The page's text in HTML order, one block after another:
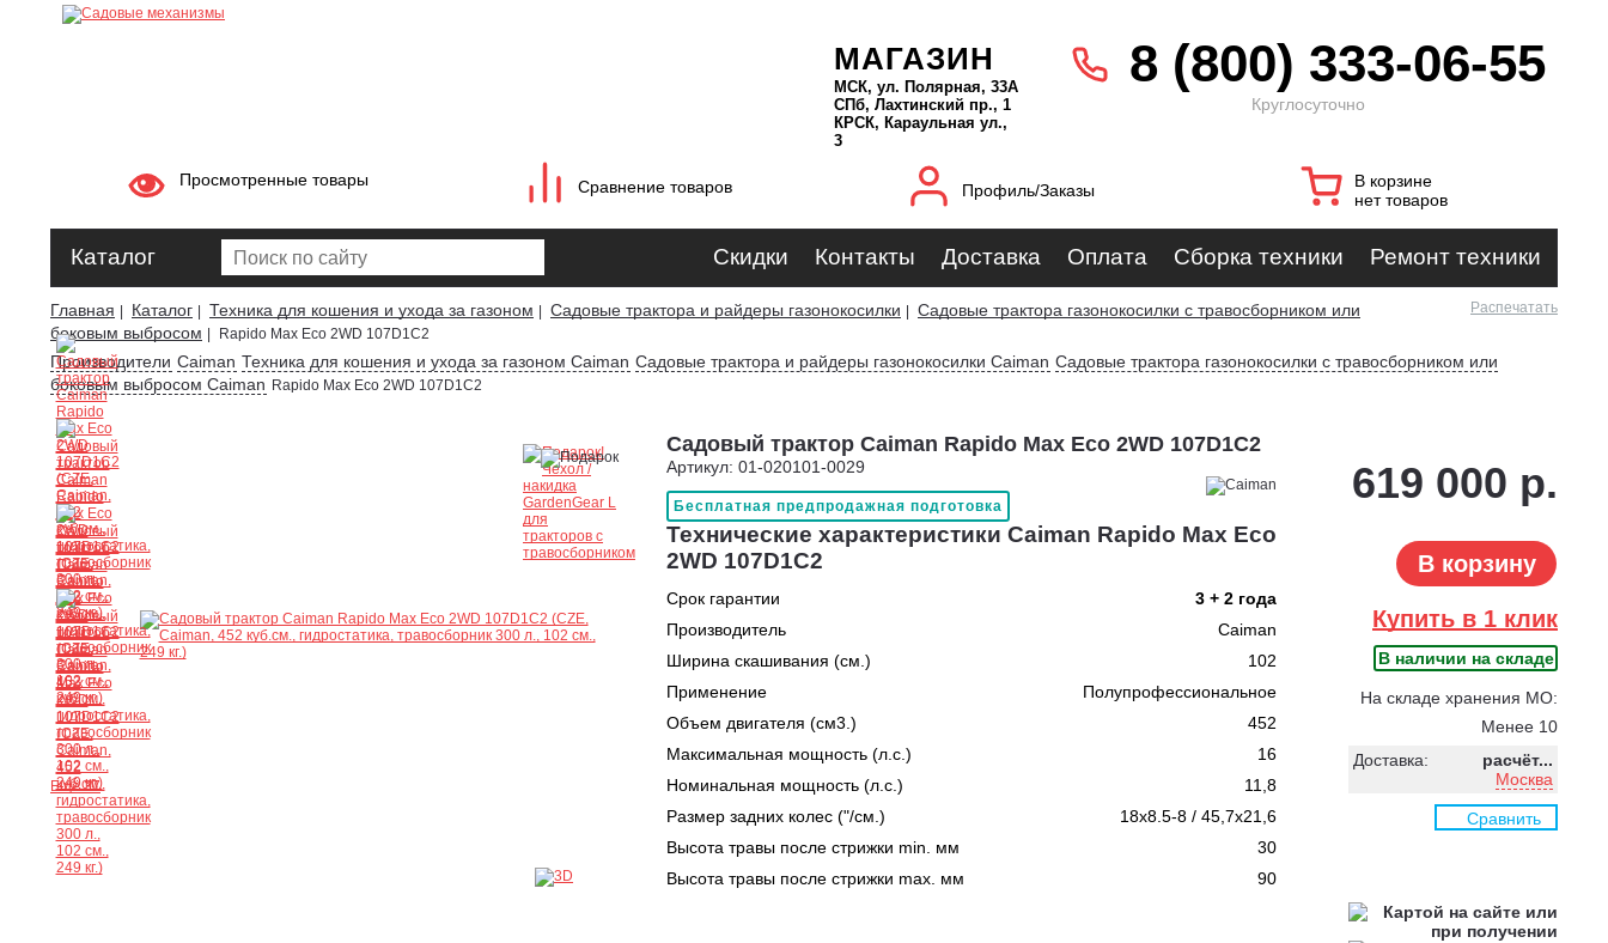
МАГАЗИН
МСК, ул. Полярная, 33А
СПб, Лахтинский пр., 1
КРСК, Караульная ул.,
3
8 (800) 333-06-55
Круглосуточно
Просмотренные товары Сравнение товаров Профиль/Заказы
В корзине
нет товаров
Каталог Скидки Контакты Доставка Оплата Сборка техники Ремонт техники
Главная Каталог Техника для кошения и ухода за газоном Садовые трактора и райдеры газонокосилки
Садовые трактора газонокосилки с травосборником или
боковым выбросом
Rapido Max Eco 2WD 107D1C2
Распечатать
Производители Caiman Техника для кошения и ухода за газоном Caiman Садовые трактора и райдеры газонокосилки Caiman Садовые трактора газонокосилки с травосборником или
боковым выбросом Caiman Rapido Max Eco 2WD 107D1C2
Ещё 37
Садовый трактор Caiman Rapido Max Eco 2WD 107D1C2
Артикул: 01-020101-0029
Бесплатная предпродажная подготовка
Технические характеристики Caiman Rapido Max Eco
2WD 107D1C2
Срок гарантии
3 + 2 года
Производитель
Caiman
Ширина скашивания (см.)
102
Применение
Полупрофессиональное
Объем двигателя (см3.)
452
Максимальная мощность (л.с.)
16
Номинальная мощность (л.с.)
11,8
Размер задних колес ("/см.)
18x8.5-8 / 45,7x21,6
Высота травы после стрижки min. мм
30
Высота травы после стрижки max. мм
90
619 000 р.
В корзину
Купить в 1 клик
В наличии на складе
На складе хранения МО:
Менее 10
Доставка:
расчёт...
Москва
Сравнить